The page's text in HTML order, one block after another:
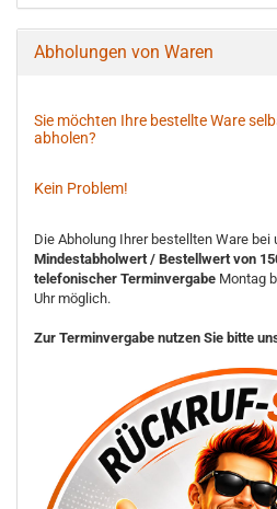
Abholungen von Waren
Sie möchten Ihre bestellte Ware
abholen?
Kein Problem!
Die Abholung Ihrer bestellten Ware bei
Mindestabholwert / Bestellwert von
telefonischer Terminvergabe Montag
Uhr möglich.
Zur Terminvergabe nutzen Sie bitte